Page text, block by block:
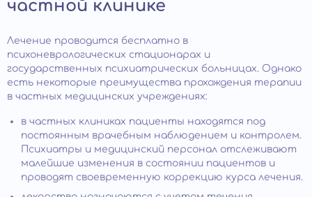
частной клинике
Лечение проводится бесплатно в
психоневрологических стационарах и
государственных психиатрических больницах. Однако
есть некоторые преимущества прохождения терапии
в частных медицинских учреждениях:
в частных клиниках пациенты находятся под
постоянным врачебным наблюдением и контролем.
Психиатры и медицинский персонал отслеживают
малейшие изменения в состоянии пациентов и
проводят своевременную коррекцию курса лечения.